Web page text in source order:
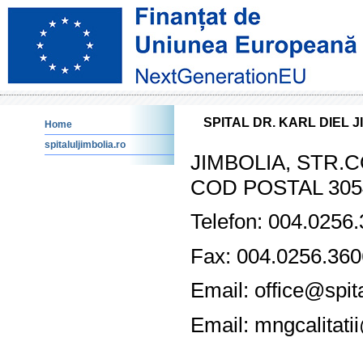
SPITAL DR. KARL DIEL
JIMBOLIA,
COD POSTAL
Telefon:
Fax:
Email:
Email:
Home
spitaluljimbolia.ro